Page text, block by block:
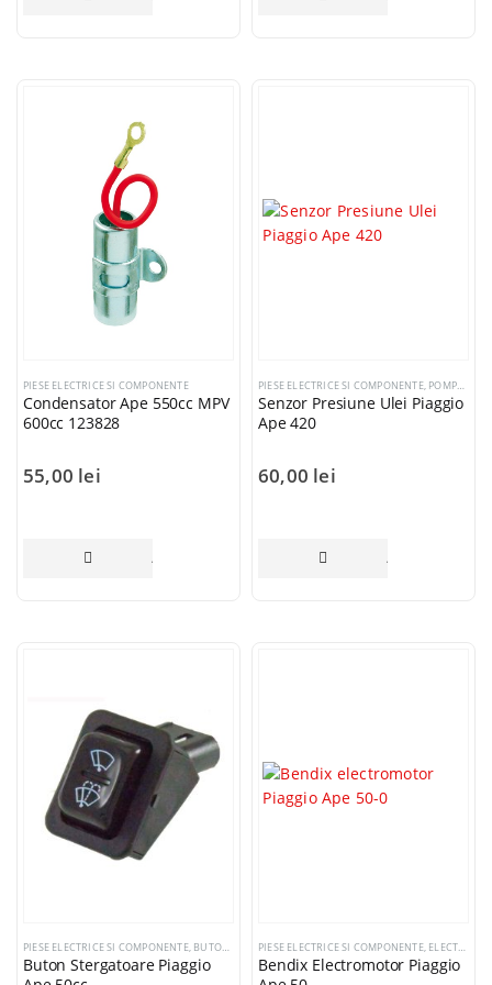
PIESE ELECTRICE SI COMPONENTE
Condensator Ape 550cc MPV
600cc 123828
55,00 lei
ADAUGĂ ÎN COȘ
PIESE ELECTRICE SI COMPONENTE, POMPE ULEI
Senzor Presiune Ulei Piaggio
Ape 420
60,00 lei
ADAUGĂ ÎN COȘ
PIESE ELECTRICE SI COMPONENTE, BUTOANE COMENZI
Buton Stergatoare Piaggio
PIESE ELECTRICE SI COMPONENTE, ELECTROMOTOARE SI COMPONENTE
Bendix Electromotor Piaggio